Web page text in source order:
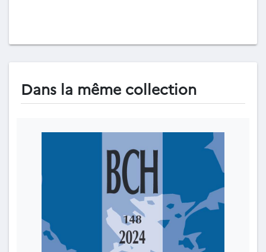
Dans la même collection